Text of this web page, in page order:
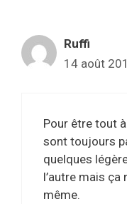
Ruffi
14 août
Pour être tout
sont toujours
quelques
l’autre mais
même.